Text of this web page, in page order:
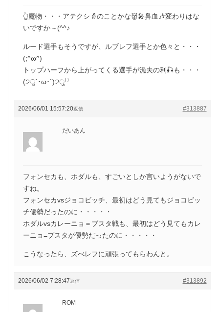
👆魔物・・・アテクシ👵のことかな👹🎤鼻血🎶変わりはな
いですか～(^^♪
ルード選手もそうですが、ルブレフ選手とか色々と・・・
(;^ω^)
トップハーフから上がってくる選手が漁夫の利🎣も・・・
(੭ु´･ω･`)੭ु⁾⁾
2026/06/01 15:57:20 #313887
返信
だいあん
フォンセカも、ホダルも、すごいとしか言いようがないで
すね。
フォンセカvsジョコビッチ、最初はどう見てもジョコビッ
チ優勢だったのに・・・・・
ホダルvsカレーニョ＝ブスタ戦も、最初はどう見てもカレ
ーニョ=ブスタが優勢だったのに・・・・・
こうなったら、ズべレフに頑張ってもらわんと。
2026/06/02 7:28:47 #313892
返信
ROM